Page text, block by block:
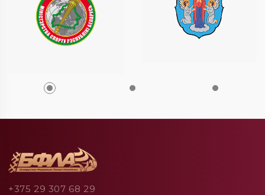
+375 29 307 68 29